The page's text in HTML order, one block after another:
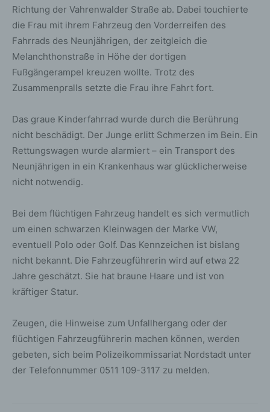
Richtung der Vahrenwalder Straße ab. Dabei touchierte
die Frau mit ihrem Fahrzeug den Vorderreifen des
Fahrrads des Neunjährigen, der zeitgleich die
Melanchthonstraße in Höhe der dortigen
Fußgängerampel kreuzen wollte. Trotz des
Zusammenpralls setzte die Frau ihre Fahrt fort.
Das graue Kinderfahrrad wurde durch die Berührung
nicht beschädigt. Der Junge erlitt Schmerzen im Bein. Ein
Rettungswagen wurde alarmiert – ein Transport des
Neunjährigen in ein Krankenhaus war glücklicherweise
nicht notwendig.
Bei dem flüchtigen Fahrzeug handelt es sich vermutlich
um einen schwarzen Kleinwagen der Marke VW,
eventuell Polo oder Golf. Das Kennzeichen ist bislang
nicht bekannt. Die Fahrzeugführerin wird auf etwa 22
Jahre geschätzt. Sie hat braune Haare und ist von
kräftiger Statur.
Zeugen, die Hinweise zum Unfallhergang oder der
flüchtigen Fahrzeugführerin machen können, werden
gebeten, sich beim Polizeikommissariat Nordstadt unter
der Telefonnummer 0511 109-3117 zu melden.